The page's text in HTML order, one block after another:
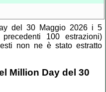
del 30 Maggio 2026 i 5
100 estrazioni)
non ne è stato estratto
Million Day del 30